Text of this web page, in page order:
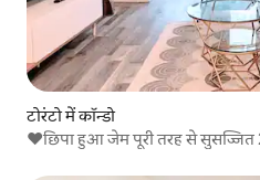
टोरंटो में कॉन्डो
❤️छिपा हुआ जेम पूरी तरह से सुसज्जित